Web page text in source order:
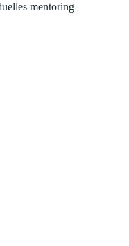
mentoring